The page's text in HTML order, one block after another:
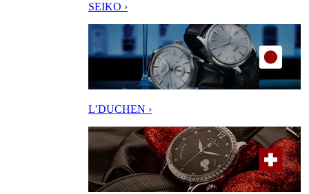
SEIKO ›
L’DUCHEN ›